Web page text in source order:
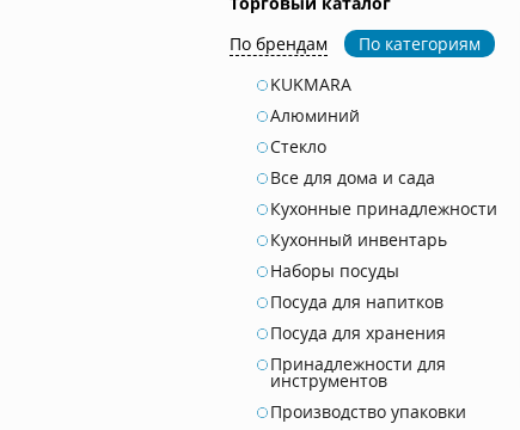
По брендам
По категориям
KUKMARA
Алюминий
Стекло
Все для дома и сада
Кухонные принадлежности
Кухонный инвентарь
Наборы посуды
Посуда для напитков
Посуда для хранения
Принадлежности для
инструментов
Производство упаковки